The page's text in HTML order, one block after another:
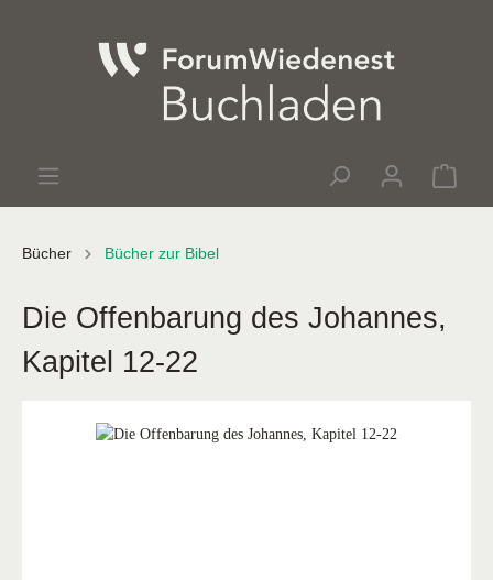
Bücher Bücher zur Bibel
Die Offenbarung des Johannes,
Kapitel 12-22